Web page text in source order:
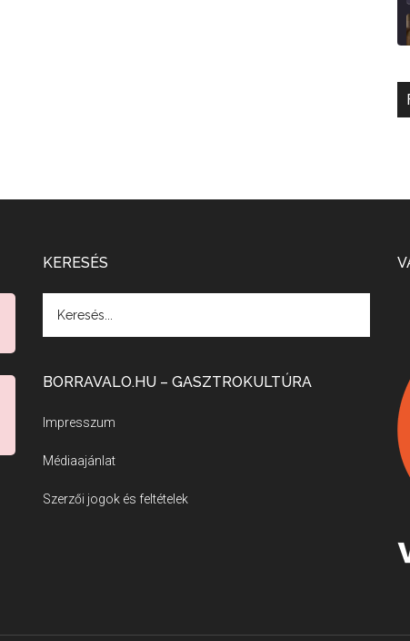
KERESÉS
BORRAVALO.HU – GASZTROKULTÚRA
Impresszum
Médiaajánlat
Szerzői jogok és feltételek